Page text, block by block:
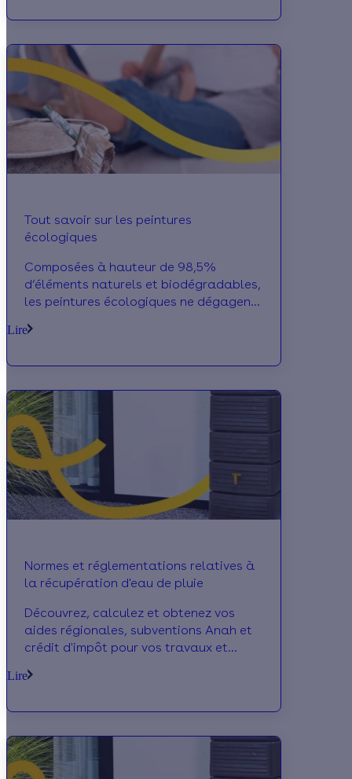
Tout savoir sur les peintures
écologiques
Composées à hauteur de 98,5%
d’éléments naturels et biodégradables,
les peintures écologiques ne dégagent
l’environnement. Raison pour laquelle
consommateurs.
Lire
Normes et réglementations relatives à
la récupération d'eau de pluie
Découvrez, calculez et obtenez vos
aides régionales, subventions Anah et
crédit d'impôt pour vos travaux et
Lire